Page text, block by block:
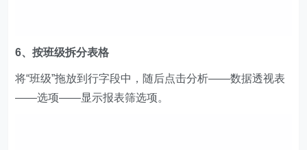
6、按班级拆分表格
将“班级”拖放到行字段中，随后点击分析——数据透视表
——选项——显示报表筛选项。